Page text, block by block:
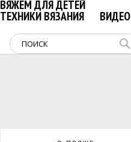
ВЯЖЕМ ДЛЯ ДЕТЕЙ
ТЕХНИКИ ВЯЗАНИЯ ВИДЕО